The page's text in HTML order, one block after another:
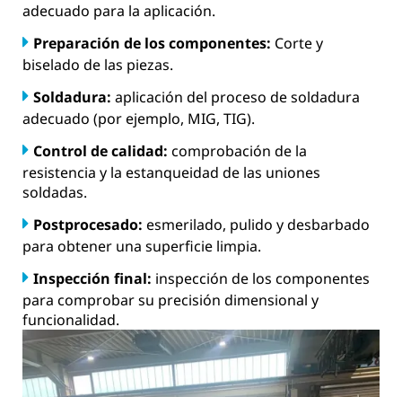
adecuado para la aplicación.
Preparación de los componentes: Corte y
biselado de las piezas.
Soldadura: aplicación del proceso de soldadura
adecuado (por ejemplo, MIG, TIG).
Control de calidad: comprobación de la
resistencia y la estanqueidad de las uniones
soldadas.
Postprocesado: esmerilado, pulido y desbarbado
para obtener una superficie limpia.
Inspección final: inspección de los componentes
para comprobar su precisión dimensional y
funcionalidad.